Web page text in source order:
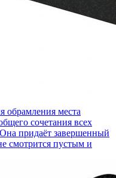
обрамления места
сочетания всех
придаёт завершенный
смотрится пустым и